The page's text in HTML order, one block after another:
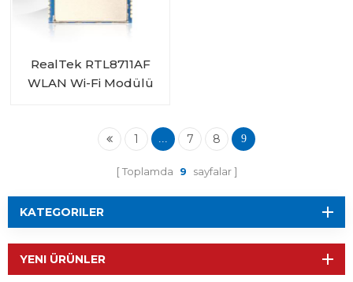
RealTek RTL8711AF
WLAN Wi-Fi Modülü
1 ... 7 8 9
Toplamda 9 sayfalar
KATEGORILER
YENI ÜRÜNLER